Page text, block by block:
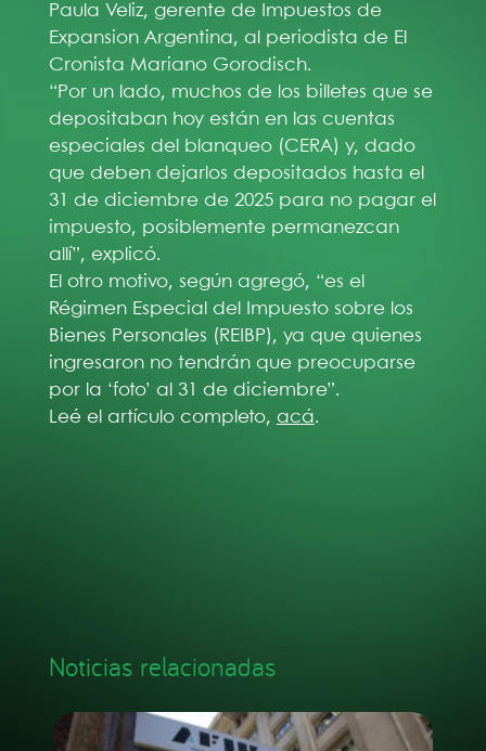
Paula Veliz, gerente de Impuestos de
Expansion Argentina, al periodista de El
Cronista Mariano Gorodisch.
“Por un lado, muchos de los billetes que se
depositaban hoy están en las cuentas
especiales del blanqueo (CERA) y, dado
que deben dejarlos depositados hasta el
31 de diciembre de 2025 para no pagar el
impuesto, posiblemente permanezcan
allí”, explicó.
El otro motivo, según agregó, “es el
Régimen Especial del Impuesto sobre los
Bienes Personales (REIBP), ya que quienes
ingresaron no tendrán que preocuparse
por la ‘foto’ al 31 de diciembre”.
Leé el artículo completo, acá.
Noticias relacionadas